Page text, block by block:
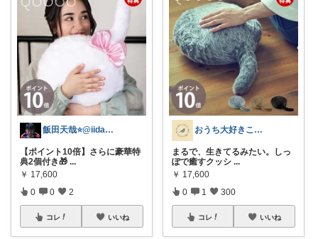
飯田天哉⭐️@iida.tennya
【ポイント10倍】さらに豪華特
典2個付き🎁 ...
￥ 17,600
0 0 2
コレ いいね
おうち大好きこもりさん🌿北欧インテリア
まるで、生きてるみたい。しっ
ぽで癒すクッシ ...
￥ 17,600
0 1 300
コレ いいね